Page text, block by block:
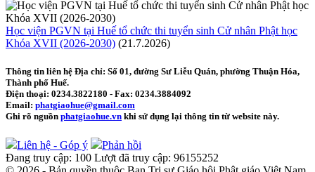
Học viện PGVN tại Huế tổ chức thi tuyển sinh Cử nhân Phật học
Khóa XVII (2026-2030) (21.7.2026)
Thông tin liên hệ Địa chỉ: Số 01, đường Sư Liễu Quán, phường Thuận Hóa,
Thành phố Huế.
Điện thoại: 0234.3822180 - Fax: 0234.3884092
Email: phatgiaohue@gmail.com
Ghi rõ nguồn phatgiaohue.vn khi sử dụng lại thông tin từ website này.
Liên hệ - Góp ý
Phản hồi
Đang truy cập: 100 Lượt đã truy cập: 96155252